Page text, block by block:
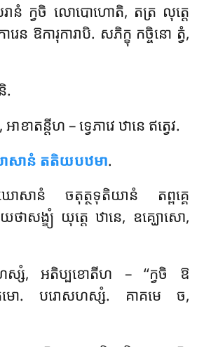
រានំ ក្វចិ លោបោហោតិ, តត្រ លុត្តេ
រេន ឱការុការាបិ. សភិក្ខុ កច្ចិនោ ត្វំ,
.
, អាខាតន្តីហ – ទ្វេភាវេ ឋានេ ឥត្វេវ.
សានំ តតិយបឋមា.
ោសានំ ចតុត្ថទុតិយានំ តព្ពគ្គេ
ាសង្ខ្យំ យុត្តេ ឋានេ, ឧគ្ឃោសោ,
សំ, អតិប្បខោតីហ – ‘‘ក្វចិ ឱ
ាគមោ. បរោសហស្សំ. គាគមេ ច,